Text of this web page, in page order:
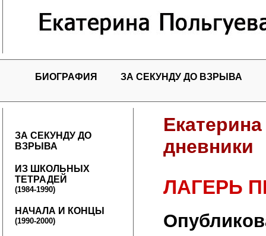
БИОГРАФИЯ ЗА СЕКУНДУ ДО ВЗРЫВА
ЗА СЕКУНДУ ДО
ВЗРЫВА
ИЗ ШКОЛЬНЫХ
ТЕТРАДЕЙ
(1984-1990)
НАЧАЛА И КОНЦЫ
(1990-2000)
дневники
ЛАГЕРЬ